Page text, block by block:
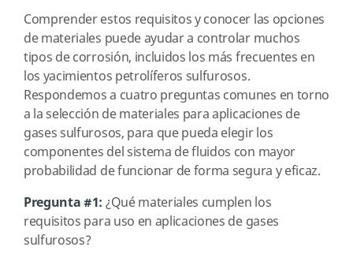
Comprender estos requisitos y conocer las opciones
de materiales puede ayudar a controlar muchos
tipos de corrosión, incluidos los más frecuentes en
los yacimientos petrolíferos sulfurosos.
Respondemos a cuatro preguntas comunes en torno
a la selección de materiales para aplicaciones de
gases sulfurosos, para que pueda elegir los
componentes del sistema de fluidos con mayor
probabilidad de funcionar de forma segura y eficaz.
Pregunta #1: ¿Qué materiales cumplen los
requisitos para uso en aplicaciones de gases
sulfurosos?